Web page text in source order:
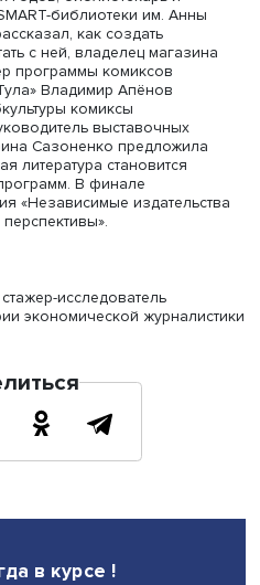
в руках комиксы, но сейчас
видит, что его друзья
комиксам, что это
не понимает, как в
кто любит изучать
и тем, кто хочет стать
изучают знаковые
комиксов и работы ведущих
после прохождения
может определить страну
создания и уверенно
Александра
обучения у многих
собственные истории. Кто-
направлению, а кто-то с
страсти».
и анимация. Вызовы и
х годов, библиотекарь и